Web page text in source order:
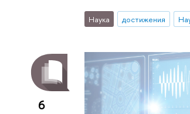
Наука достижения
6